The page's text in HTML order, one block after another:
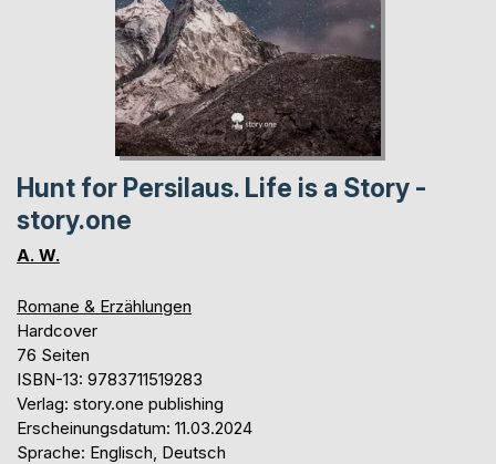
Hunt for Persilaus. Life is a Story -
story.one
A. W.
Romane & Erzählungen
Hardcover
76 Seiten
ISBN-13: 9783711519283
Verlag: story.one publishing
Erscheinungsdatum: 11.03.2024
Sprache: Englisch, Deutsch